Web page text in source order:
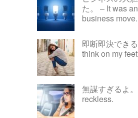
た。 – It was
business move.
即断即決でき
think on my
無謀すぎるよ
reckless.